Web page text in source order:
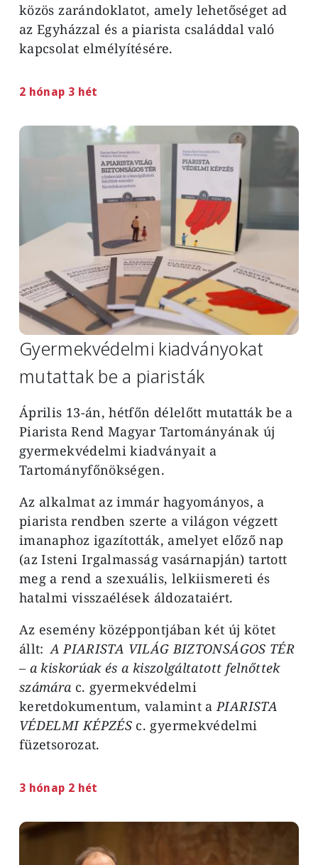
közös zarándoklatot, amely lehetőséget ad
az Egyházzal és a piarista családdal való
kapcsolat elmélyítésére.
2 hónap 3 hét
Image
Gyermekvédelmi kiadványokat
mutattak be a piaristák
Április 13-án, hétfőn délelőtt mutatták be a
Piarista Rend Magyar Tartományának új
gyermekvédelmi kiadványait a
Tartományfőnökségen.
Az alkalmat az immár hagyományos, a
piarista rendben szerte a világon végzett
imanaphoz igazították, amelyet előző nap
(az Isteni Irgalmasság vasárnapján) tartott
meg a rend a szexuális, lelkiismereti és
hatalmi visszaélések áldozataiért.
Az esemény középpontjában két új kötet
állt: A PIARISTA VILÁG BIZTONSÁGOS TÉR
– a kiskorúak és a kiszolgáltatott felnőttek
számára c. gyermekvédelmi
keretdokumentum, valamint aPIARISTA
VÉDELMI KÉPZÉS c. gyermekvédelmi
füzetsorozat.
3 hónap 2 hét
Image